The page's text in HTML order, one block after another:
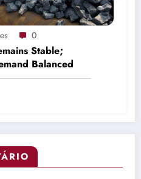
0
Stable;
Balanced